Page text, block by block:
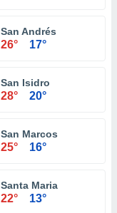
San Andrés
26° 17°
San Isidro
28° 20°
San Marcos
25° 16°
Santa Maria
22° 13°